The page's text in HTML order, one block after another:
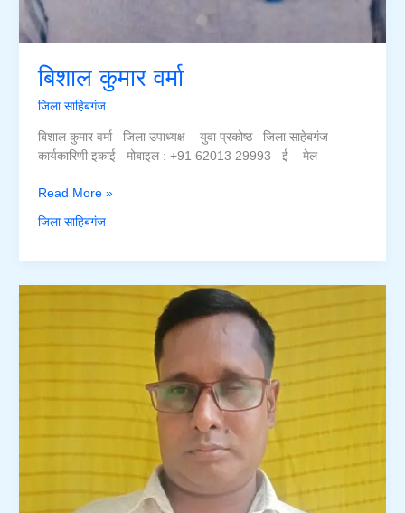
बिशाल कुमार वर्मा
जिला साहिबगंज
बिशाल कुमार वर्मा जिला उपाध्यक्ष – युवा प्रकोष्ठ जिला साहेबगंज
कार्यकारिणी इकाई मोबाइल : +91 62013 29993 ई – मेल
बिशाल
कुमार
वर्मा
Read More »
जिला साहिबगंज